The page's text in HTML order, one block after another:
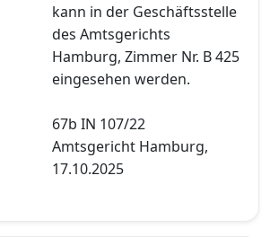
kann in der Geschäftsstelle
des Amtsgerichts
Hamburg, Zimmer Nr. B 425
eingesehen werden.
67b IN 107/22
Amtsgericht Hamburg,
17.10.2025